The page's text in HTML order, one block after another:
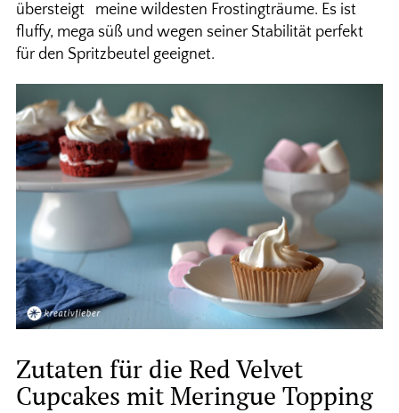
übersteigt meine wildesten Frostingträume. Es ist
fluffy, mega süß und wegen seiner Stabilität perfekt
für den Spritzbeutel geeignet.
Zutaten für die Red Velvet
Cupcakes mit Meringue Topping